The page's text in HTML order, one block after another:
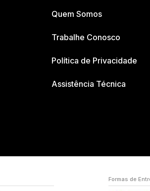
Quem Somos
Trabalhe Conosco
Política de Privacidade
Assistência Técnica
Formas de